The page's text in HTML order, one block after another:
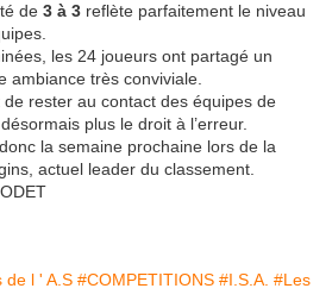
de 3 à 3 reflète parfaitement le niveau
les 24 joueurs ont partagé un
ambiance très conviviale.
rester au contact des équipes de
plus le droit à l’erreur.
la semaine prochaine lors de la
actuel leader du classement.
de l ' A.S #COMPETITIONS #I.S.A. #Les